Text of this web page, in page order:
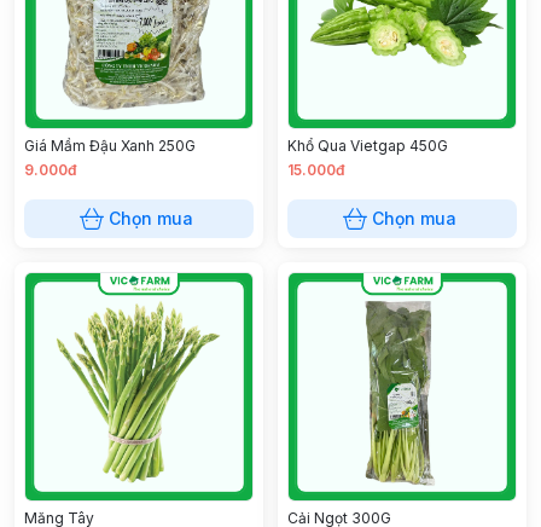
Giá Mầm Đậu Xanh 250G
9.000đ
Chọn mua
Khổ Qua Vietgap 450G
15.000đ
Chọn mua
Măng Tây Cải Ngọt 300G